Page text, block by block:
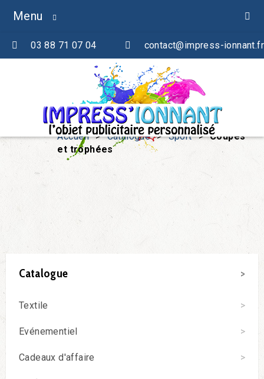
Menu
03 88 71 07 04 contact@impress-ionnant.fr
Accueil > Catalogue > Sport > Coupes
et trophées
Catalogue
Textile
Evénementiel
Cadeaux d'affaire